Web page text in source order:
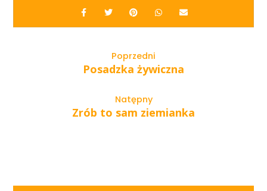
Poprzedni
Posadzka żywiczna
Natępny
Zrób to sam ziemianka